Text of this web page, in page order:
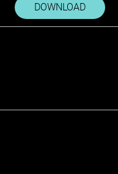
DOWNLOAD